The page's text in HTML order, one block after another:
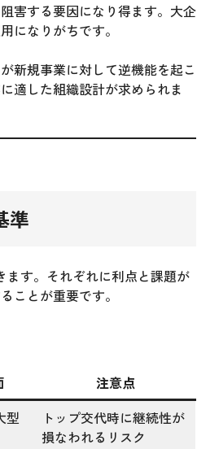
害する要因になり得ます。大企
になりがちです。
新規事業に対して逆機能を起こ
適した組織設計が求められま
準
す。それぞれに利点と課題が
ことが重要です。
注意点
型
トップ交代時に継続性が
損なわれるリスク